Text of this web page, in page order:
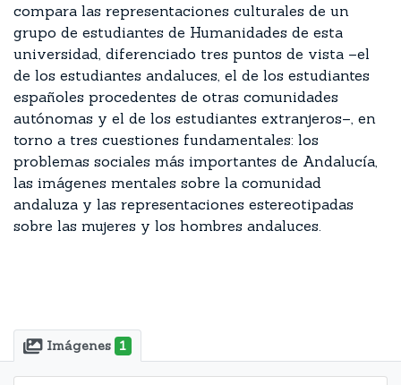
compara las representaciones culturales de un
grupo de estudiantes de Humanidades de esta
universidad, diferenciado tres puntos de vista –el
de los estudiantes andaluces, el de los estudiantes
españoles procedentes de otras comunidades
autónomas y el de los estudiantes extranjeros–, en
torno a tres cuestiones fundamentales: los
problemas sociales más importantes de Andalucía,
las imágenes mentales sobre la comunidad
andaluza y las representaciones estereotipadas
sobre las mujeres y los hombres andaluces.
Imágenes 1